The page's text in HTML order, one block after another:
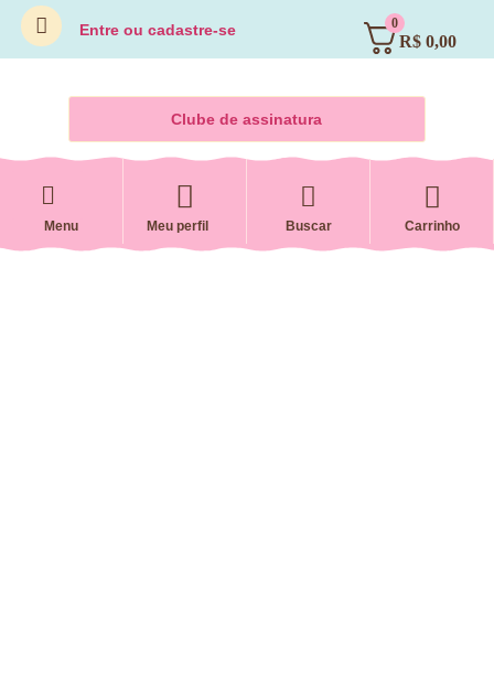
Entre oucadastre-se 0
R$0,00
Clube de assinatura
Menu Meu perfil Buscar Carrinho